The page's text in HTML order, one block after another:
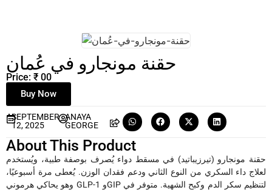
حقنة مونجارو في عُمان
Price: ₹ 00
Buy Now
SEPTEMBER
12, 2025
ANAYA
GEORGE
About This Product
حقنة مونجارو (تيرزيباتيد) في مسقط دواء يُصرف بوصفة طبية، ويُستخدم
لعلاج داء السكري من النوع الثاني ودعم فقدان الوزن. يُعطى مرة أسبوعيًا،
وهو يحاكي هرموني GLP-1 وGIP لتنظيم سكر الدم وكبح الشهية. متوفر في